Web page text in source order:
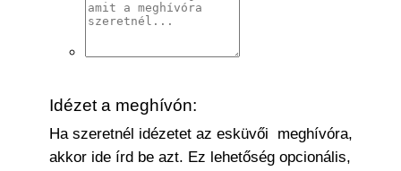
Idézet a meghívón:
Ha szeretnél idézetet az esküvői meghívóra,
akkor ide írd be azt. Ez lehetőség opcionális,